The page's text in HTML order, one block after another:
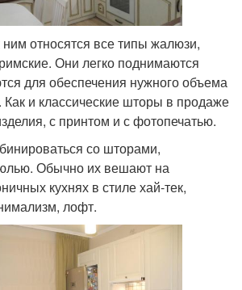
относятся все типы жалюзи,
Они легко поднимаются
для обеспечения нужного объема
Как и классические шторы в продаже
с принтом и с фотопечатью.
со шторами,
Обычно их вешают на
кухнях в стиле хай-тек,
лофт.